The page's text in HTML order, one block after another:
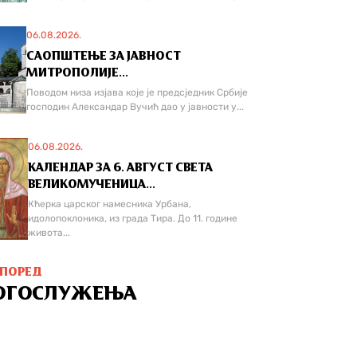
06.08.2026.
САОПШТЕЊЕ ЗА ЈАВНОСТ
МИТРОПОЛИЈЕ...
Поводом низа изјава које је предсједник Србије
господин Александар Вучић дао у јавности у...
06.08.2026.
КАЛЕНДАР ЗА 6. АВГУСТ СВЕТА
ВЕЛИКОМУЧЕНИЦА...
Кћерка царског намесника Урбана,
идолопоклоника, из града Тира. До 11. године
живота...